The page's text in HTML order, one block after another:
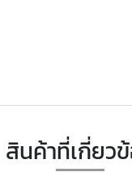
สินค้าที่เกี่ยว